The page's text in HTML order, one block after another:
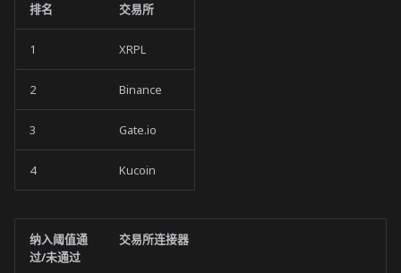
排名 交易所
1 XRPL
2 Binance
3 Gate.io
4 Kucoin
纳入阈值通
过/未通过
交易所连接器